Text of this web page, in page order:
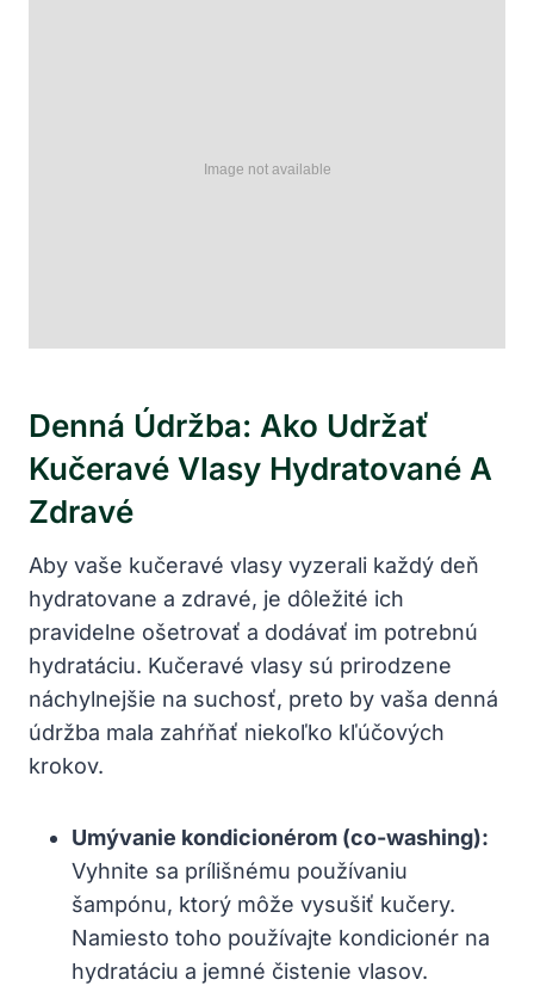
Denná Údržba: Ako Udržať
Kučeravé Vlasy Hydratované A
Zdravé
Aby vaše kučeravé vlasy vyzerali každý deň
hydratovane a zdravé, je‌ dôležité ich
pravidelne ⁣ošetrovať a dodávať im potrebnú
hydratáciu. Kučeravé vlasy⁤ sú prirodzene
⁢náchylnejšie na suchosť, preto by vaša denná
údržba mala zahŕňať niekoľko kľúčových
krokov.
Umývanie kondicionérom (co-washing):
Vyhnite sa prílišnému používaniu
šampónu, ktorý môže vysušiť kučery.
Namiesto toho používajte kondicionér na
hydratáciu a jemné čistenie vlasov.